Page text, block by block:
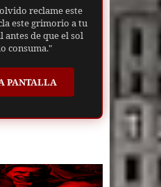
reclame este
este grimorio a tu
de que el sol
consuma."
PANTALLA